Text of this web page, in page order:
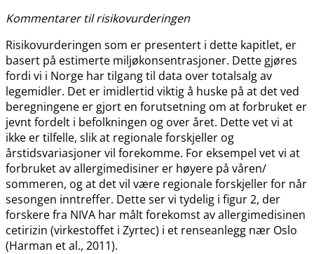
Kommentarer til risikovurderingen
Risikovurderingen som er presentert i dette kapitlet, er
basert på estimerte miljøkonsentrasjoner. Dette gjøres
fordi vi i Norge har tilgang til data over totalsalg av
legemidler. Det er imidlertid viktig å huske på at det ved
beregningene er gjort en forutsetning om at forbruket er
jevnt fordelt i befolkningen og over året. Dette vet vi at
ikke er tilfelle, slik at regionale forskjeller og
årstidsvariasjoner vil forekomme. For eksempel vet vi at
forbruket av allergimedisiner er høyere på våren​​/​​
sommeren, og at det vil være regionale forskjeller for når
sesongen inntreffer. Dette ser vi tydelig i figur 2, der
forskere fra NIVA har målt forekomst av allergimedisinen
cetirizin (virkestoffet i Zyrtec) i et renseanlegg nær Oslo
(Harman et al., 2011).